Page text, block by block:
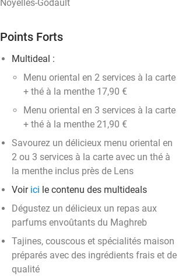
Noyelles-Godault
Points Forts
Multideal :
Menu oriental en 2 services à la carte
+ thé à la menthe 17,90 €
Menu oriental en 3 services à la carte
+ thé à la menthe 21,90 €
Savourez un délicieux menu oriental en
2 ou 3 services à la carte avec un thé à
la menthe inclus près de Lens
Voir ici le contenu des multideals
Dégustez un délicieux un repas aux
parfums envoûtants du Maghreb
Tajines, couscous et spécialités maison
préparés avec des ingrédients frais et de
qualité